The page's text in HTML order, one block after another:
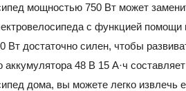
мощностью 750 Вт может
с функцией
Вт достаточно силен, чтобы
аккумулятора 48 В 15 А·ч
дома, вы можете легко извлечь